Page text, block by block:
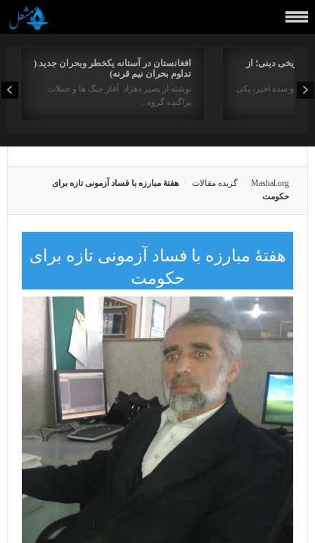
افغانستان در آستانه یکخطر وبحران جدید (
تداوم بحران نیم قرنه)
نوشته از بصیر دهزاد آغاز جنگ ها و حملات
پراگنده گروه…
دینی؛ از
در دو سده اخیر، یکی
Mashal.org گزیده مقالات
هفتۀ مبارزه با فساد آزمونی تازه برای
حکومت
هفتۀ مبارزه با فساد آزمونی تازه برای
حکومت